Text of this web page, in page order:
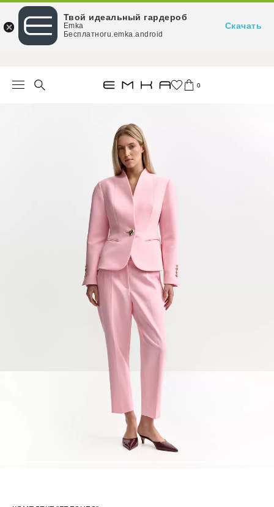
При заказе от 15 000 ₽ — доставка за наш счёт
0
Твой идеальный гардероб
Emka
Бесплатноru.emka.android
Скачать